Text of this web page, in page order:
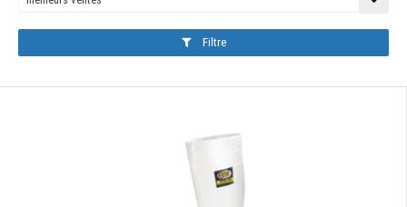
Filtre